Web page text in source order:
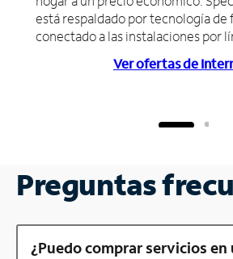
está respaldado por tecnología de
conectado a las instalaciones por
Ver ofertas de
Preguntas
¿Puedo comprar servicios